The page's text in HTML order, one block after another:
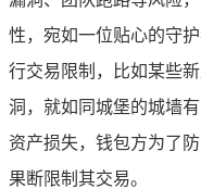
性，宛如一位贴心的守
行交易限制，比如某些
洞，就如同城堡的城墙
资产损失，钱包方为了
果断限制其交易。